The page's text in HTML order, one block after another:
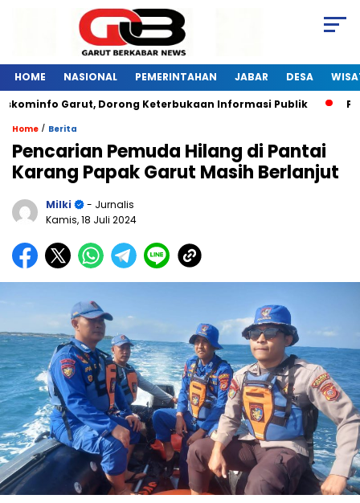
HOME NASIONAL PEMERINTAHAN JABAR DESA
Garut, Dorong Keterbukaan Informasi Publik
Home / Berita
Pencarian Pemuda Hilang di Pantai
Karang Papak Garut Masih Berlanjut
Milki
- Jurnalis
Kamis, 18 Juli 2024